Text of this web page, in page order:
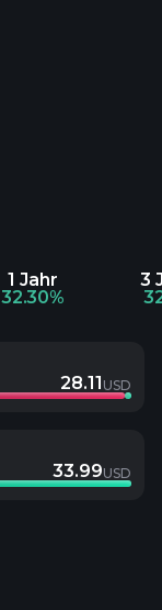
1 Jahr
32.30%
3
28.11 USD
33.99USD